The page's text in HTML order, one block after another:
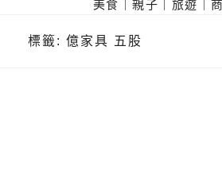
美食｜親子｜旅遊｜
標籤: 億家具 五股